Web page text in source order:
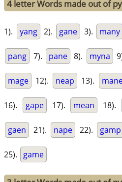
4 letter Words made out of
1). yang 2). gane 3). many
pang 7). pane 8). myna
mage 12). neap 13).
16). gape 17). mean 18).
gaen 21). nape 22). gamp
25). game